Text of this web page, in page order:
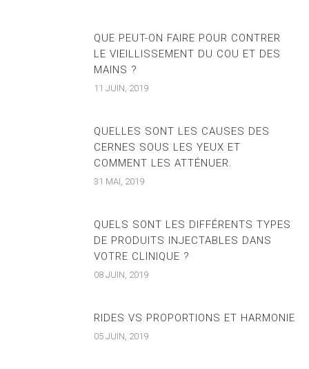
QUE PEUT-ON FAIRE POUR CONTRER
LE VIEILLISSEMENT DU COU ET DES
MAINS ?
11 JUIN, 2019
QUELLES SONT LES CAUSES DES
CERNES SOUS LES YEUX ET
COMMENT LES ATTÉNUER.
31 MAI, 2019
QUELS SONT LES DIFFÉRENTS TYPES
DE PRODUITS INJECTABLES DANS
VOTRE CLINIQUE ?
08 JUIN, 2019
RIDES VS PROPORTIONS ET HARMONIE
05 JUIN, 2019